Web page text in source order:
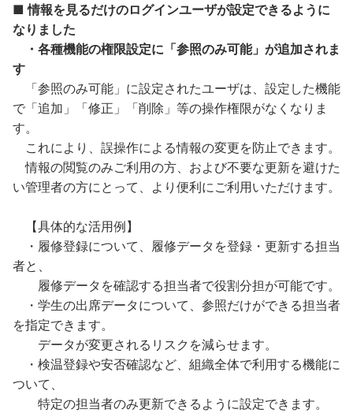
■ 情報を見るだけのログインユーザが設定できるように
なりました
・各種機能の権限設定に「参照のみ可能」が追加されま
す
「参照のみ可能」に設定されたユーザは、設定した機能
で「追加」「修正」「削除」等の操作権限がなくなりま
す。
これにより、誤操作による情報の変更を防止できます。
情報の閲覧のみご利用の方、および不要な更新を避けた
い管理者の方にとって、より便利にご利用いただけます。
【具体的な活用例】
・履修登録について、履修データを登録・更新する担当
者と、
履修データを確認する担当者で役割分担が可能です。
・学生の出席データについて、参照だけができる担当者
を指定できます。
データが変更されるリスクを減らせます。
・検温登録や安否確認など、組織全体で利用する機能に
ついて、
特定の担当者のみ更新できるように設定できます。